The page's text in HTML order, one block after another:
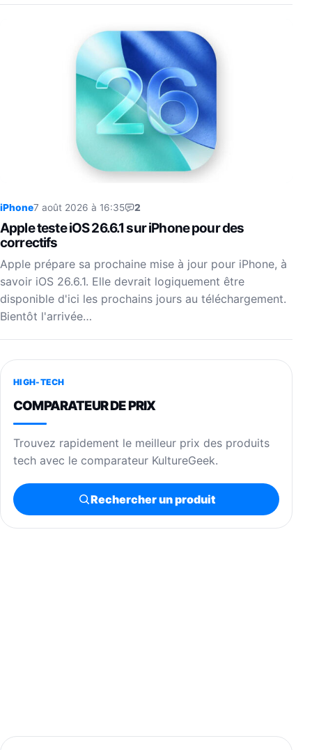
iPhone7 août 2026 à 16:35 2
Apple teste iOS 26.6.1 sur iPhone pour des
correctifs
Apple prépare sa prochaine mise à jour pour iPhone, à
savoir iOS 26.6.1. Elle devrait logiquement être
disponible d'ici les prochains jours au téléchargement.
Bientôt l'arrivée…
HIGH-TECH
COMPARATEUR DE PRIX
Trouvez rapidement le meilleur prix des produits
tech avec le comparateur KultureGeek.
Rechercher un produit